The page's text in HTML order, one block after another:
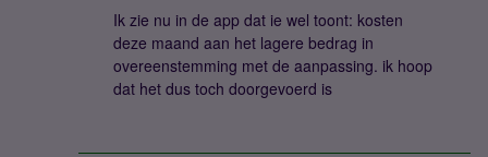
Ik zie nu in de app dat ie wel toont: kosten
deze maand aan het lagere bedrag in
overeenstemming met de aanpassing. ik hoop
dat het dus toch doorgevoerd is